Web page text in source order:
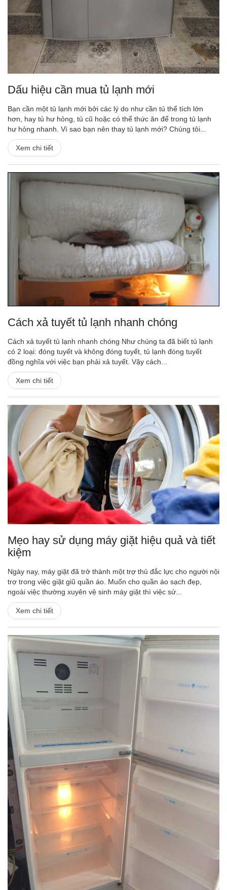
Dấu hiệu cần mua tủ lạnh mới
Bạn cần một tủ lạnh mới bởi các lý do như cần tủ thể tích lớn
hơn, hay tủ hư hỏng, tủ cũ hoặc có thể thức ăn để trong tủ lạnh
hư hỏng nhanh. Vì sao bạn nên thay tủ lạnh mới? Chúng tôi...
Xem chi tiết
Cách xả tuyết tủ lạnh nhanh chóng
Cách xả tuyết tủ lạnh nhanh chóng Như chúng ta đã biết tủ lạnh
có 2 loại: đóng tuyết và không đóng tuyết, tủ lạnh đóng tuyết
đồng nghĩa với việc bạn phải xả tuyết. Vậy cách...
Xem chi tiết
Mẹo hay sử dụng máy giặt hiệu quả và tiết
kiệm
Ngày nay, máy giặt đã trở thành một trợ thủ đắc lực cho người nội
trợ trong việc giặt giũ quần áo. Muốn cho quần áo sạch đẹp,
ngoài việc thường xuyên vệ sinh máy giặt thì việc sử...
Xem chi tiết